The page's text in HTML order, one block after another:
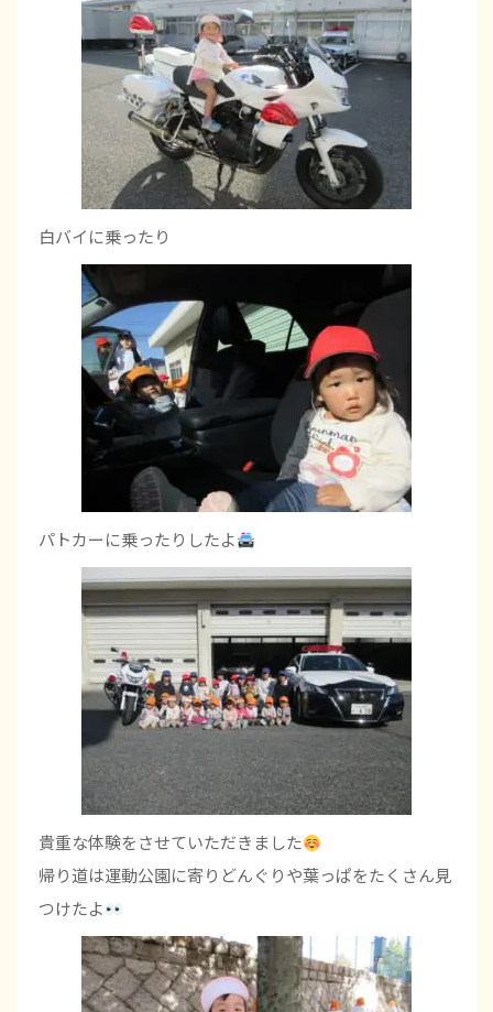
白バイに乗ったり
パトカーに乗ったりしたよ
貴重な体験をさせていただきました
帰り道は運動公園に寄りどんぐりや葉っぱをたくさん見
つけたよ